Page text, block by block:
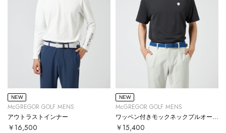
NEW
McGREGOR GOLF MENS
アウトラストインナー
￥16,500
NEW
McGREGOR GOLF MENS
ワッペン付きモックネックプルオーバー
￥15,400